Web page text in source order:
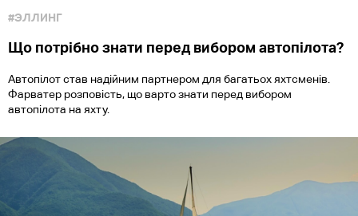
#ЭЛЛИНГ
Що потрібно знати перед вибором автопілота?
Автопілот став надійним партнером для багатьох яхтсменів.
Фарватер розповість, що варто знати перед вибором
автопілота на яхту.